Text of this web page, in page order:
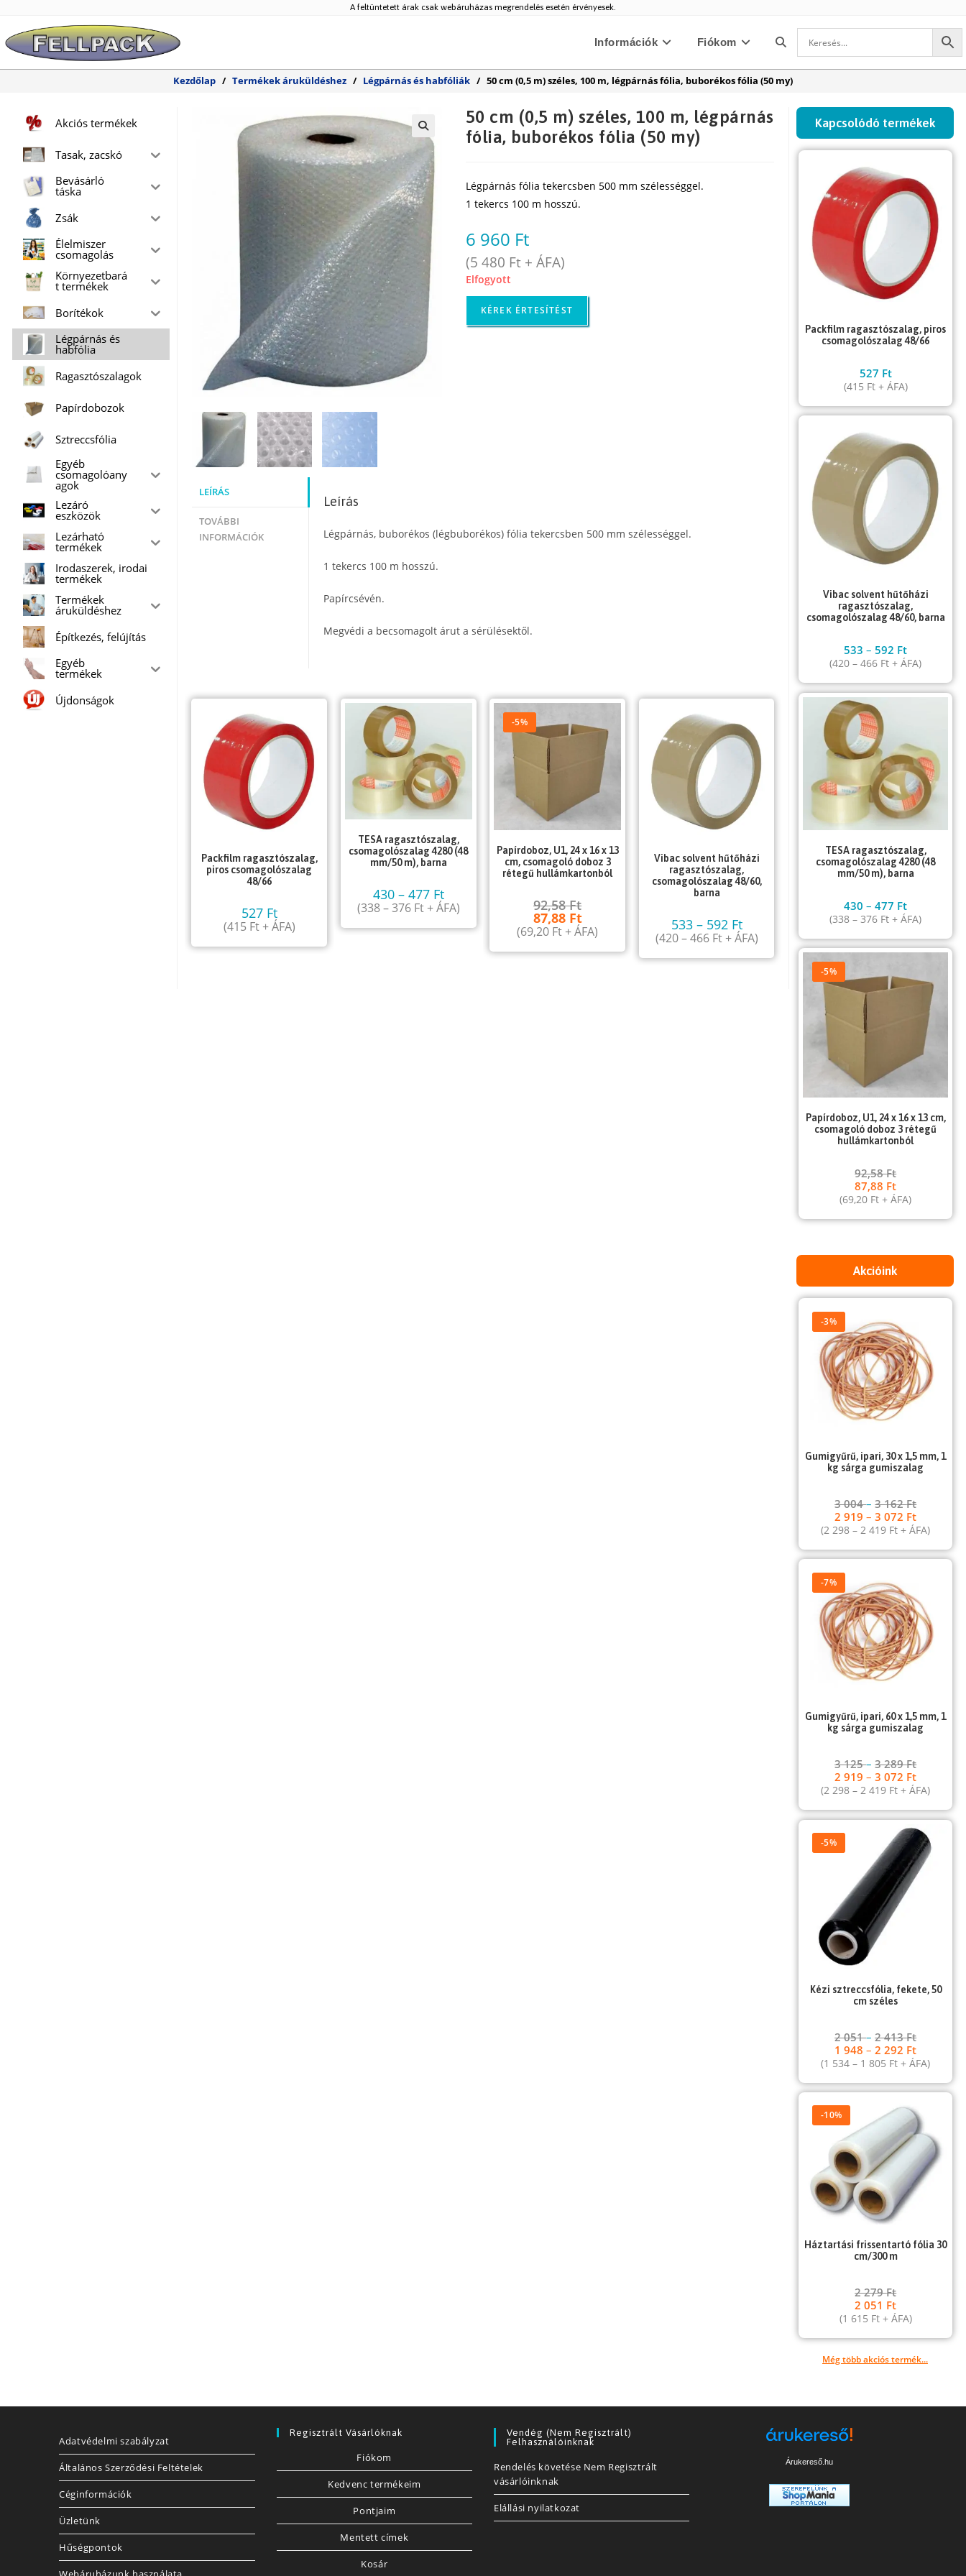
content
A feltüntetett árak csak webáruházas megrendelés esetén érvényesek.
Információk Fiókom Toggle
search
Kezdőlap / Termékek áruküldéshez / Légpárnás és habfóliák / 50 cm (0,5 m) széles, 100 m, légpárnás fólia, buborékos fólia (50 my)
🔍
50 cm (0,5 m) széles, 100 m, légpárnás
fólia, buborékos fólia (50 my)
Légpárnás fólia tekercsben 500 mm szélességgel.
1 tekercs 100 m hosszú.
6 960 Ft
(5 480 Ft+ ÁFA)
Elfogyott
KÉREK ÉRTESÍTÉST
LEÍRÁS
TOVÁBBI
INFORMÁCIÓK
Leírás
Légpárnás, buborékos (légbuborékos) fólia tekercsben 500 mm szélességgel.
1 tekercs 100 m hosszú.
Papírcsévén.
Megvédi a becsomagolt árut a sérülésektől.
Packfilm ragasztószalag,
piros csomagolószalag
48/66
527 Ft
(415 Ft+ ÁFA)
TESA ragasztószalag,
csomagolószalag 4280 (48
mm/50 m), barna
430 – 477 Ft
(338–376 Ft+ ÁFA)
-5%
Papírdoboz, U1, 24 x 16 x 13
cm, csomagoló doboz 3
rétegű hullámkartonból
92,58Ft
87,88 Ft
(69,20 Ft+ ÁFA)
Vibac solvent hűtőházi
ragasztószalag,
csomagolószalag 48/60,
barna
533 – 592 Ft
(420–466 Ft+ ÁFA)
Akciós termékek
Tasak, zacskó
Bevásárló
táska
Zsák
Élelmiszer
csomagolás
Környezetbará
t termékek
Borítékok
Légpárnás és
habfólia
Ragasztószalagok
Papírdobozok
Sztreccsfólia
Egyéb
csomagolóany
agok
Lezáró
eszközök
Lezárható
termékek
Irodaszerek, irodai
termékek
Termékek
áruküldéshez
Építkezés, felújítás
Egyéb
termékek
Újdonságok
Kapcsolódó termékek
Packfilm ragasztószalag, piros
csomagolószalag 48/66
527 Ft
(415 Ft+ ÁFA)
Vibac solvent hűtőházi
ragasztószalag,
csomagolószalag 48/60, barna
533–592 Ft
(420–466 Ft + ÁFA)
TESA ragasztószalag,
csomagolószalag 4280 (48
mm/50 m), barna
430–477 Ft
(338–376 Ft + ÁFA)
-5%
Papírdoboz, U1, 24 x 16 x 13 cm,
csomagoló doboz 3 rétegű
hullámkartonból
92,58Ft
87,88 Ft
(69,20 Ft + ÁFA)
Akcióink
-3%
Gumigyűrű, ipari, 30 x 1,5 mm, 1
kg sárga gumiszalag
3 004–3 162Ft
2 919–3 072 Ft
(2 298– 2 419 Ft + ÁFA)
-7%
Gumigyűrű, ipari, 60 x 1,5 mm, 1
kg sárga gumiszalag
3 125–3 289Ft
2 919–3 072 Ft
(2 298–2 419 Ft + ÁFA)
-5%
Kézi sztreccsfólia, fekete, 50
cm széles
2 051–2 413Ft
1 948–2 292 Ft
(1 534– 1 805 Ft + ÁFA)
-10%
Háztartási frissentartó fólia 30
cm/300 m
2 279Ft
2 051 Ft
(1 615 Ft+ ÁFA)
Még több akciós termék...
Adatvédelmi szabályzat
Általános Szerződési Feltételek
Céginformációk
Üzletünk
Hűségpontok
Regisztrált Vásárlóknak
Fiókom
Kedvenc termékeim
Pontjaim
Mentett címek
Kosár
Vendég (nem Regisztrált)
Felhasználóinknak
Rendelés követése Nem Regisztrált
vásárlóinknak
Elállási nyilatkozat
Árukereső.hu